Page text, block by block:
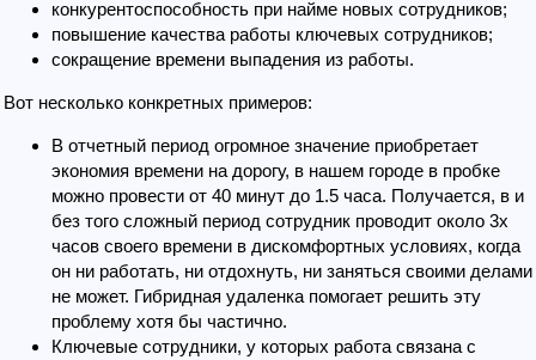
конкурентоспособность при найме новых сотрудников;
повышение качества работы ключевых сотрудников;
сокращение времени выпадения из работы.
Вот несколько конкретных примеров:
В отчетный период огромное значение приобретает
экономия времени на дорогу, в нашем городе в пробке
можно провести от 40 минут до 1.5 часа. Получается, в и
без того сложный период сотрудник проводит около 3х
часов своего времени в дискомфортных условиях, когда
он ни работать, ни отдохнуть, ни заняться своими делами
не может. Гибридная удаленка помогает решить эту
проблему хотя бы частично.
Ключевые сотрудники, у которых работа связана с